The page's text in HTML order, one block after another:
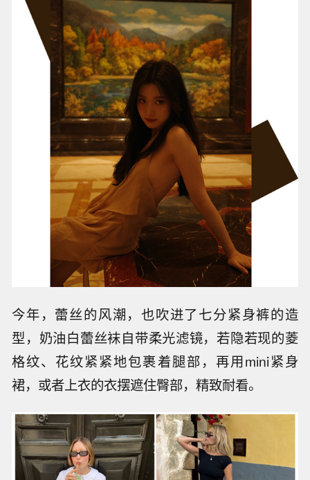
今年，蕾丝的风潮，也吹进了七分紧身裤的造
型，奶油白蕾丝袜自带柔光滤镜，若隐若现的菱
格纹、花纹紧紧地包裹着腿部，再用mini紧身
裙，或者上衣的衣摆遮住臀部，精致耐看。